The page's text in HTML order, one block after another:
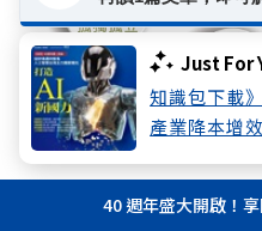
Just For
知識包下載
產業降本增
遇到危機衝擊的時候，更因缺
40 週年盛大開啟！